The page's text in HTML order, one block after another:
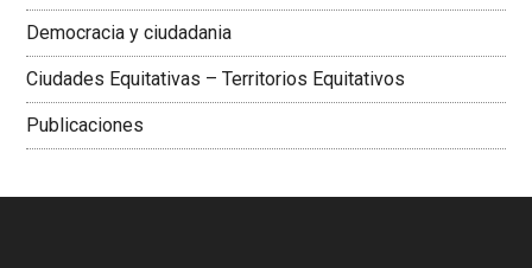
Democracia y ciudadania
Ciudades Equitativas – Territorios Equitativos
Publicaciones